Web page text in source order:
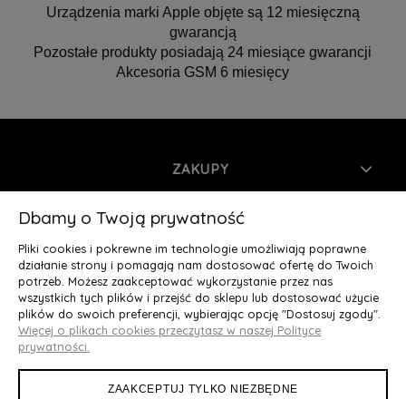
Urządzenia marki Apple objęte są 12 miesięczną
gwarancją
Pozostałe produkty posiadają 24 miesiące gwarancji
Akcesoria GSM 6 miesięcy
ZAKUPY
INFORMACJE
MOJE KONTO
O NAS
Deluxury.pl
Dbamy o Twoją prywatność
Pliki cookies i pokrewne im technologie umożliwiają poprawne
działanie strony i pomagają nam dostosować ofertę do Twoich
potrzeb. Możesz zaakceptować wykorzystanie przez nas
wszystkich tych plików i przejść do sklepu lub dostosować użycie
plików do swoich preferencji, wybierając opcję "Dostosuj zgody".
Więcej o plikach cookies przeczytasz w naszej Polityce
prywatności.
ZAAKCEPTUJ TYLKO NIEZBĘDNE